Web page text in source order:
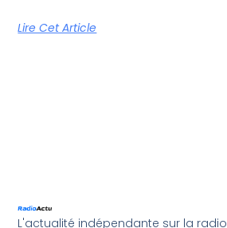
Lire Cet Article
L'actualité indépendante sur la radio